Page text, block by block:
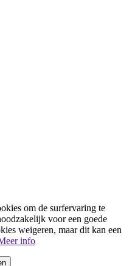
om de surfervaring te
voor een goede
weigeren, maar dit kan een
info